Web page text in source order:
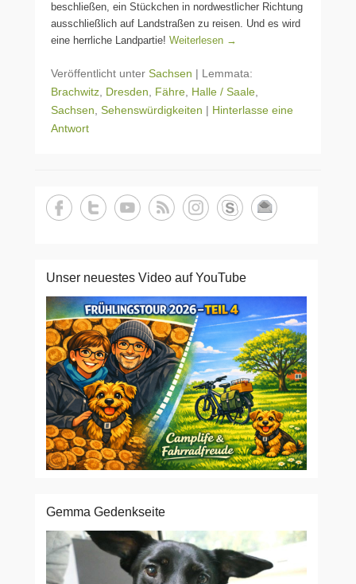
beschließen, ein Stückchen in nordwestlicher Richtung
ausschließlich auf Landstraßen zu reisen. Und es wird
eine herrliche Landpartie! Weiterlesen →
Veröffentlicht unter Sachsen | Lemmata:
Brachwitz Dresden Fähre Halle / Saale
Sachsen Sehenswürdigkeiten | Hinterlasse eine
Antwort
Unser neuestes Video auf YouTube
Gemma Gedenkseite